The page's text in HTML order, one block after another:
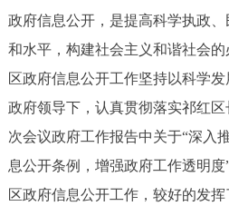
走进北京
北京概况 十六区概
绿色北京 图说北京
多语种
政府信息公开，是提高科学执政
和水平，构建社会主义和谐社会
区政府信息公开工作坚持以科学
政府领导下，认真贯彻落实祁红
次会议政府工作报告中关于“深入
息公开条例，增强政府工作透明
区政府信息公开工作，较好的发